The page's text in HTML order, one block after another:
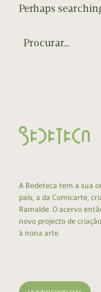
Perhaps
A Bedeteca tem a sua
país, a da Comicarte,
Ramalde. O acervo
novo projecto de
à nona arte.